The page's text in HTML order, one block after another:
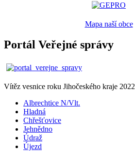
Mapa naší obce
Portál Veřejné správy
Vítěz vesnice roku Jihočeského kraje 2022
Albrechtice N/Vlt.
Hladná
Chřešťovice
Jehnědno
Údraž
Újezd